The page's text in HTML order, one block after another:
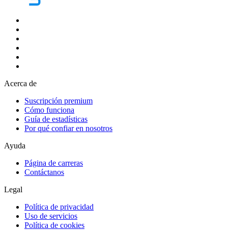
Acerca de
Suscripción premium
Cómo funciona
Guía de estadísticas
Por qué confiar en nosotros
Ayuda
Página de carreras
Contáctanos
Legal
Política de privacidad
Uso de servicios
Política de cookies